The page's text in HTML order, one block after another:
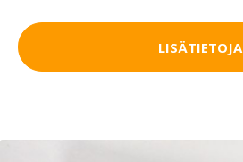
LISÄTIETOJA